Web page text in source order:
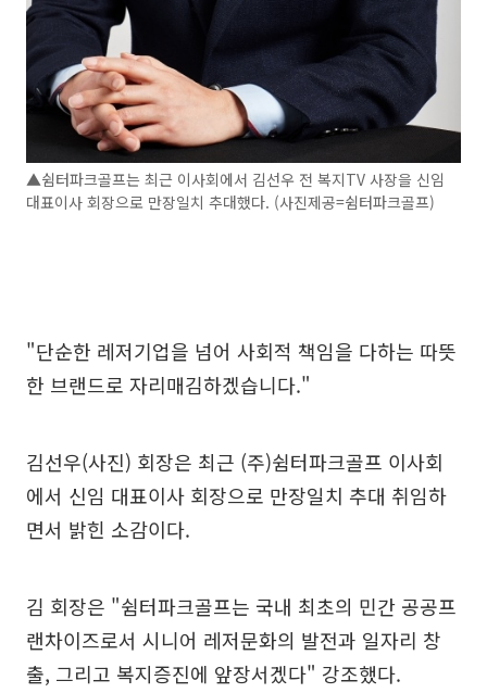
▲쉼터파크골프는 최근 이사회에서 김선우 전 복지TV 사장을 신임
대표이사 회장으로 만장일치 추대했다. (사진제공=쉼터파크골프)
"단순한 레저기업을 넘어 사회적 책임을 다하는 따뜻
한 브랜드로 자리매김하겠습니다."
김선우(사진) 회장은 최근 (주)쉼터파크골프 이사회
에서 신임 대표이사 회장으로 만장일치 추대 취임하
면서 밝힌 소감이다.
김 회장은 "쉼터파크골프는 국내 최초의 민간 공공프
랜차이즈로서 시니어 레저문화의 발전과 일자리 창
출, 그리고 복지증진에 앞장서겠다" 강조했다.